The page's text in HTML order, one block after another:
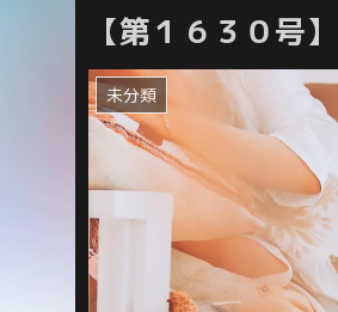
【第１６３０号】
未分類